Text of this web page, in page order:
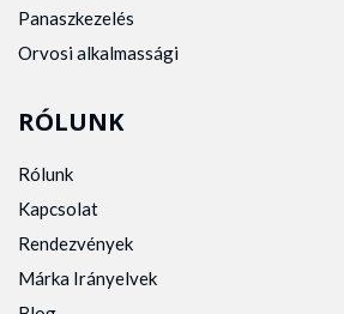
Panaszkezelés
Orvosi alkalmassági
RÓLUNK
Rólunk
Kapcsolat
Rendezvények
Márka Irányelvek